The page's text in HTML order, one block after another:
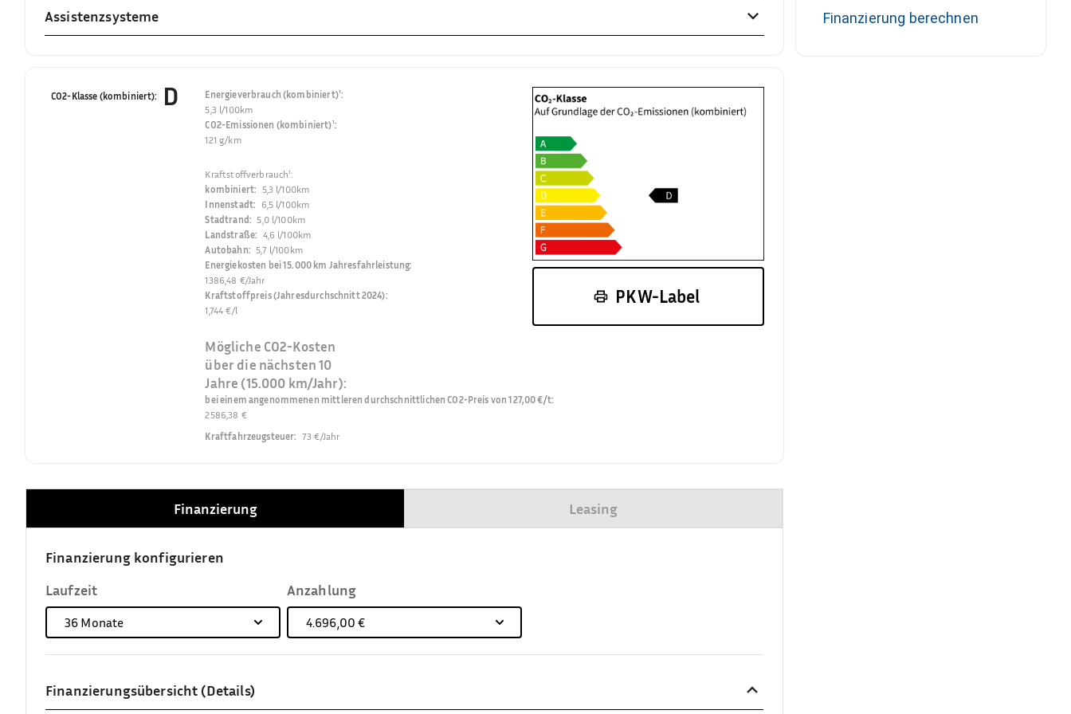
Assistenzsysteme
CO2-Klasse (kombiniert): D Energieverbrauch (kombiniert)¹:
5,3 l/100km
CO2-Emissionen (kombiniert)¹:
121 g/km
Kraftstoffverbrauch¹:
kombiniert: 5,3 l/100km
Innenstadt: 6,5 l/100km
Stadtrand:5,0 l/100km
Landstraße: 4,6 l/100km
Autobahn:5,7 l/100km
Energiekosten bei 15.000 km Jahresfahrleistung:
1386,48 €/Jahr
Kraftstoffpreis (Jahresdurchschnitt 2024):
1,744 €/l
Mögliche CO2-Kosten
über die nächsten 10
Jahre (15.000 km/Jahr):
bei einem angenommenen mittleren durchschnittlichen CO2-Preis von 127,00 €/t:
2586,38 €
Kraftfahrzeugsteuer: 73 €/Jahr
PKW-Label
Finanzierung Leasing
Finanzierung konfigurieren
Laufzeit
36 Monate
Anzahlung
4.696,00 €
Finanzierungsübersicht (Details)
Finanzierung berechnen